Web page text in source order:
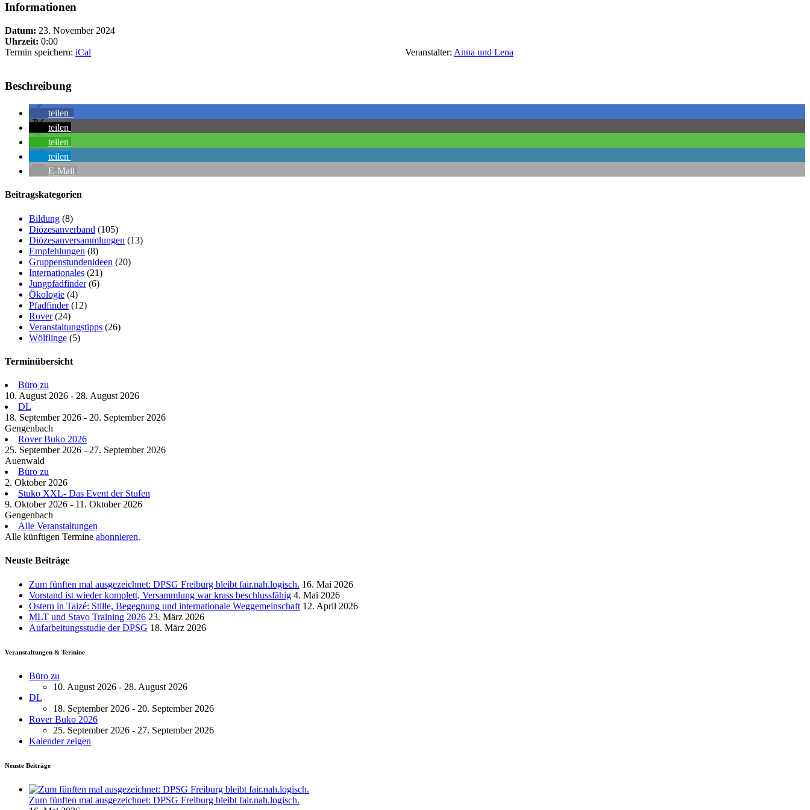
Informationen
Datum: 23. November 2024
Uhrzeit: 0:00
Termin speichern: iCal Veranstalter: Anna und Lena
Beschreibung
teilen
teilen
teilen
teilen
E-Mail
Beitragskategorien
Bildung (8)
Diözesanverband (105)
Diözesanversammlungen (13)
Empfehlungen (8)
Gruppenstundenideen (20)
Internationales (21)
Jungpfadfinder(6)
Ökologie (4)
Pfadfinder(12)
Rover(24)
Veranstaltungstipps (26)
Wölflinge (5)
Terminübersicht
Büro zu
10. August 2026 - 28. August 2026
DL
18. September 2026 - 20. September 2026
Gengenbach
Rover Buko 2026
25. September 2026 - 27. September 2026
Auenwald
Büro zu
2. Oktober 2026
Stuko XXL- Das Event der Stufen
9. Oktober 2026 - 11. Oktober 2026
Gengenbach
Alle Veranstaltungen
Alle künftigen Termine abonnieren.
Neuste Beiträge
Zum fünften mal ausgezeichnet: DPSG Freiburg bleibt fair.nah.logisch. 16. Mai 2026
Vorstand ist wieder komplett, Versammlung war krass beschlussfähig 4. Mai 2026
Ostern in Taizé: Stille, Begegnung und internationale Weggemeinschaft 12. April 2026
MLT und Stavo Training 2026 23. März 2026
Aufarbeitungsstudie der DPSG 18. März 2026
Veranstaltungen & Termine
Büro zu
10. August 2026 - 28. August 2026
DL
18. September 2026 - 20. September 2026
Rover Buko 2026
25. September 2026 - 27. September 2026
Kalender zeigen
Neuste Beiträge
Zum fünften mal ausgezeichnet: DPSG Freiburg bleibt fair.nah.logisch.